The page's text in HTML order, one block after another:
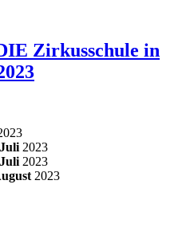
Zir­kus­schu­le in
2023
2023
2023